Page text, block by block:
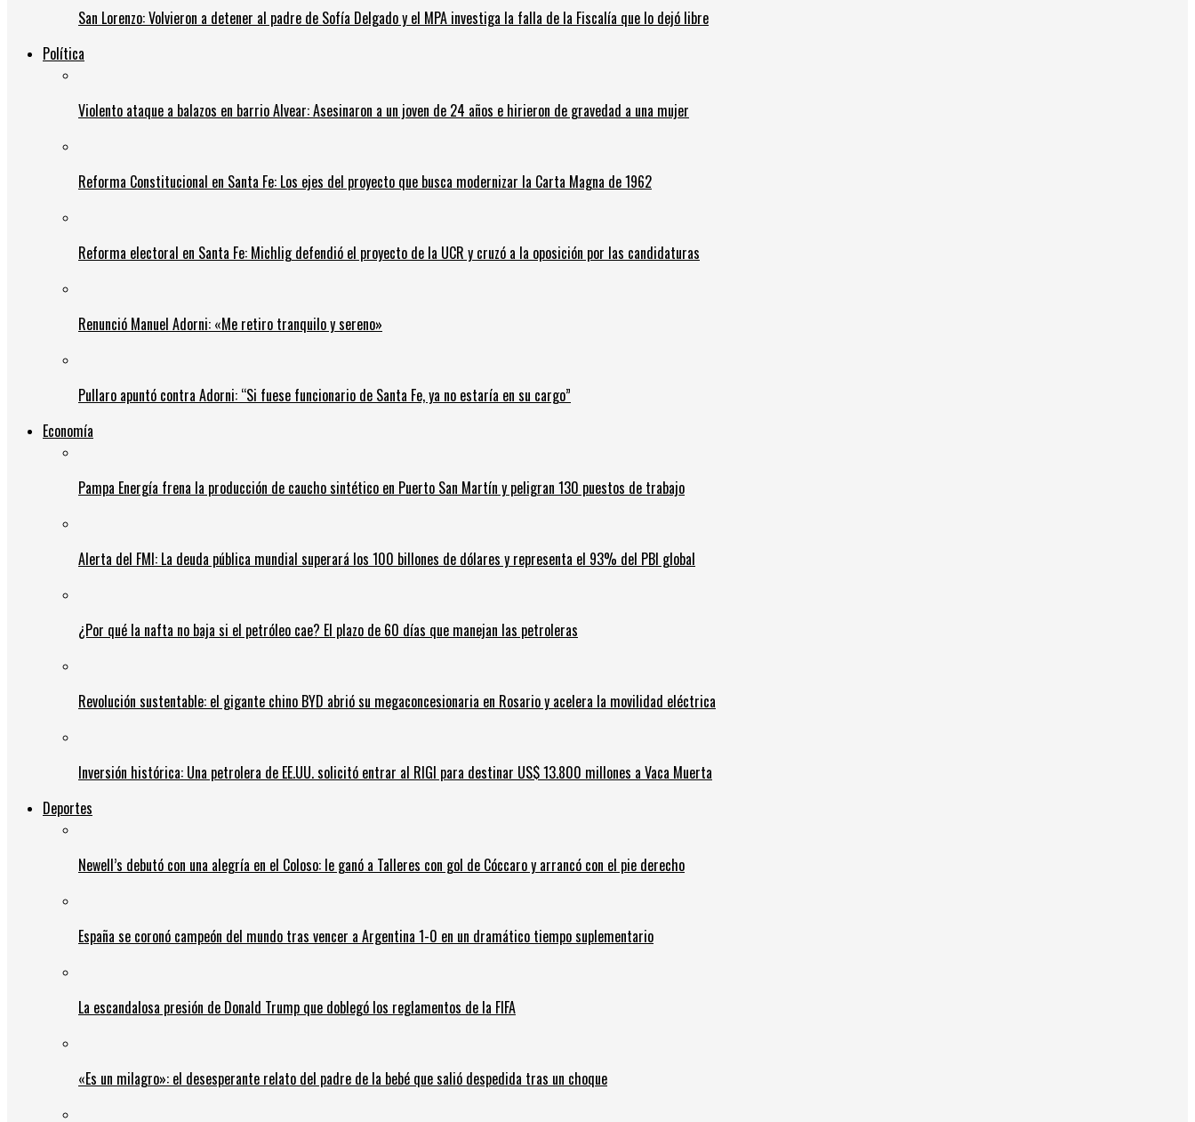
San Lorenzo: Volvieron a detener al padre de Sofía Delgado y el MPA investiga la falla de la Fiscalía que lo dejó libre
Política
Violento ataque a balazos en barrio Alvear: Asesinaron a un joven de 24 años e hirieron de gravedad a una mujer
Reforma Constitucional en Santa Fe: Los ejes del proyecto que busca modernizar la Carta Magna de 1962
Reforma electoral en Santa Fe: Michlig defendió el proyecto de la UCR y cruzó a la oposición por las candidaturas
Renunció Manuel Adorni: «Me retiro tranquilo y sereno»
Pullaro apuntó contra Adorni: “Si fuese funcionario de Santa Fe, ya no estaría en su cargo”
Economía
Pampa Energía frena la producción de caucho sintético en Puerto San Martín y peligran 130 puestos de trabajo
Alerta del FMI: La deuda pública mundial superará los 100 billones de dólares y representa el 93% del PBI global
¿Por qué la nafta no baja si el petróleo cae? El plazo de 60 días que manejan las petroleras
Revolución sustentable: el gigante chino BYD abrió su megaconcesionaria en Rosario y acelera la movilidad eléctrica
Inversión histórica: Una petrolera de EE.UU. solicitó entrar al RIGI para destinar US$ 13.800 millones a Vaca Muerta
Deportes
Newell’s debutó con una alegría en el Coloso: le ganó a Talleres con gol de Cóccaro y arrancó con el pie derecho
España se coronó campeón del mundo tras vencer a Argentina 1-0 en un dramático tiempo suplementario
La escandalosa presión de Donald Trump que doblegó los reglamentos de la FIFA
«Es un milagro»: el desesperante relato del padre de la bebé que salió despedida tras un choque